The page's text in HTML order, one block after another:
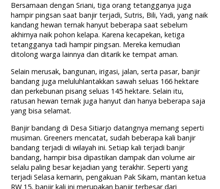
Bersamaan dengan Sriani, tiga orang tetangganya juga
hampir pingsan saat banjir terjadi, Sutris, Bili, Yadi, yang naik
kandang hewan ternak hanyut beberapa saat sebelum
akhirnya naik pohon kelapa. Karena kecapekan, ketiga
tetangganya tadi hampir pingsan. Mereka kemudian
ditolong warga lainnya dan ditarik ke tempat aman.
Selain merusak, bangunan, irigasi, jalan, serta pasar, banjir
bandang juga meluluhlantakkan sawah seluas 166 hektare
dan perkebunan pisang seluas 145 hektare. Selain itu,
ratusan hewan ternak juga hanyut dan hanya beberapa saja
yang bisa selamat.
Banjir bandang di Desa Sitiarjo datangnya memang seperti
musiman. Greeners mencatat, sudah beberapa kali banjir
bandang terjadi di wilayah ini. Setiap kali terjadi banjir
bandang, hampir bisa dipastikan dampak dan volume air
selalu paling besar kejadian yang terakhir. Seperti yang
terjadi Selasa kemarin, pengakuan Pak Sikam, mantan ketua
RW 15, banjir kali ini merupakan banjir terbesar dari